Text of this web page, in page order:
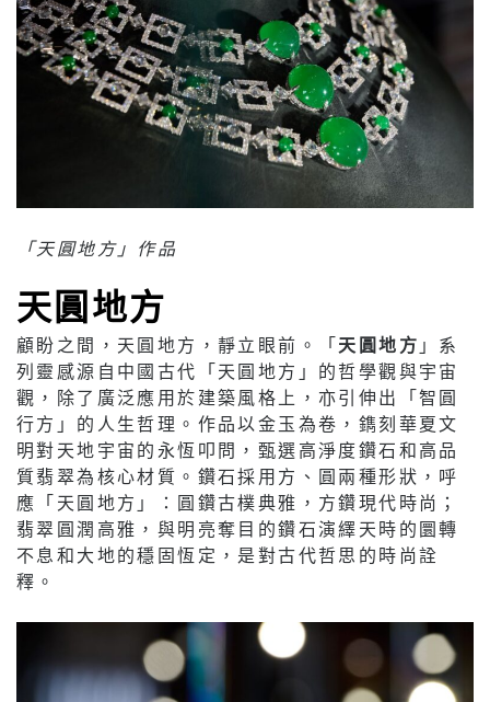
「天圓地方」作品
天圓地方
顧盼之間，天圓地方，靜立眼前。「天圓地方 」系
列靈感源自中國古代「天圓地方」的哲學觀與宇宙
觀，除了廣泛應用於建築風格上，亦引伸出「智圓
行方」的人生哲理。作品以金玉為卷，鐫刻華夏文
明對天地宇宙的永恆叩問，甄選高淨度鑽石和高品
質翡翠為核心材質。鑽石採用方、圓兩種形狀，呼
應「天圓地方」：圓鑽古樸典雅，方鑽現代時尚；
翡翠圓潤高雅，與明亮奪目的鑽石演繹天時的圜轉
不息和大地的穩固恆定，是對古代哲思的時尚詮
釋。